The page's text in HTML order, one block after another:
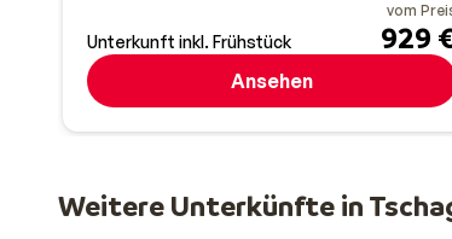
Unterkunft inkl. Frühstück
vom
929
Ansehen
Weitere Unterkünfte in